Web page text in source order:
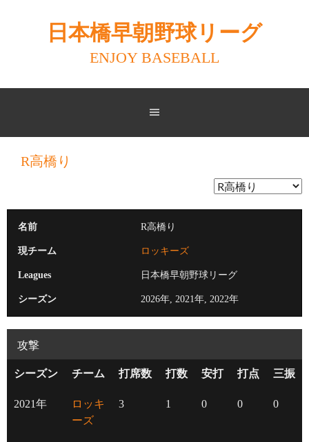
日本橋早朝野球リーグ
ENJOY BASEBALL
R高橋り
名前 R高橋り
現チーム ロッキーズ
Leagues 日本橋早朝野球リーグ
シーズン 2026年, 2021年, 2022年
攻撃
シーズン チーム 打席数 打数 安打 打点 三振
2021年
ロッキ
ーズ
3 1 0 0 0